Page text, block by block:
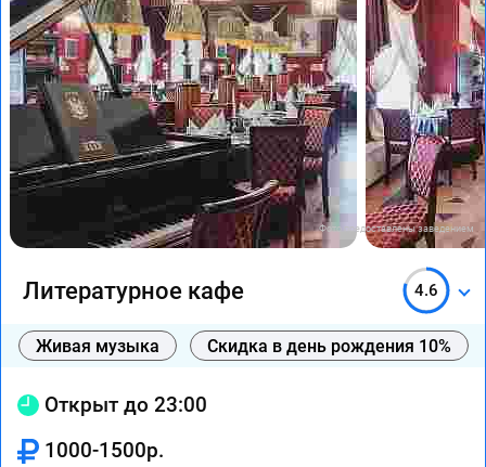
Фото предоставлены заведением
Литературное кафе 4.6
Живая музыка Скидка в день рождения 10%
Открыт до 23:00
1000-1500р.